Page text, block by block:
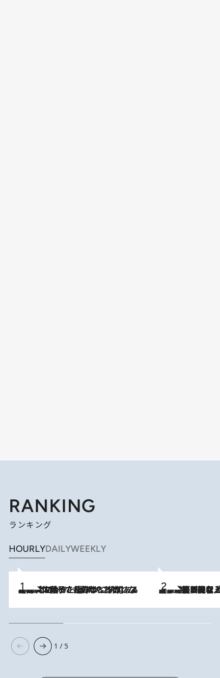
RANKING
ランキング
HOURLYDAILYWEEKLY
2026.8.5
【阿川佐和子さんの年とる力】なぜ70代で始めた趣味は“こんなに楽しい”のか？ ピアノ、俳句…スランプに陥っても続けられる“ある秘訣”とは 2026.8.5
【なぜ吉沢亮は「気配を消せる」のか？】興行収入208億の『国宝』を経て挑むミュージカル『ディア・エヴァン・ハンセン』。トップ俳優が舞台上でさらけ出した“孤独”とは
1 / 5